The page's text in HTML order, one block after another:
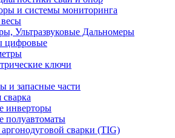
и системы мониторинга
Ультразвуковые Дальномеры
цифровые
ключи
и запасные части
инверторы
полуавтоматы
сварки (TIG)